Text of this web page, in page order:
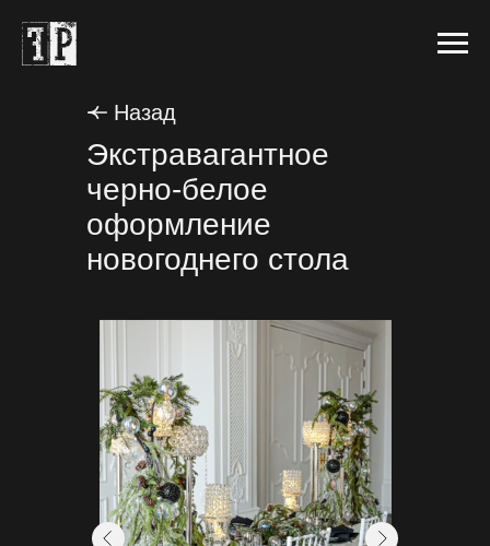
Назад
Экстравагантное
черно-белое
оформление
новогоднего стола